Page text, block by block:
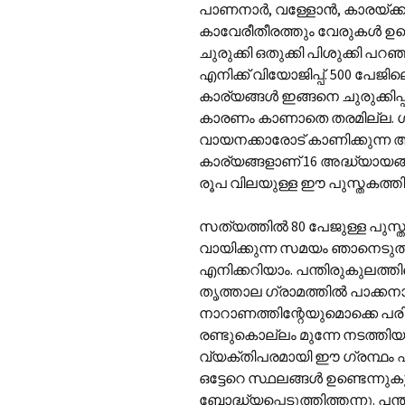
പാണനാർ, വള്ളോൻ,
കാവേരീതീരത്തും വേരുകൾ
ചുരുക്കി ഒതുക്കി പിശുക്കി
എനിക്ക് വിയോജിപ്പ്. 500
കാര്യങ്ങൾ ഇങ്ങനെ
കാരണം കാണാതെ തരമില്ല.
വായനക്കാരോട് കാണിക്കുന്ന
കാര്യങ്ങളാണ് 16
രൂപ വിലയുള്ള ഈ പുസ്തകത്തിൽ
സത്യത്തിൽ 80 പേജുള്ള
വായിക്കുന്ന സമയം
എനിക്കറിയാം.
തൃത്താല ഗ്രാമത്തിൽ
നാറാണത്തിന്റേയുമൊക്കെ
രണ്ടുകൊല്ലം മുന്നേ
വ്യക്തിപരമായി ഈ ഗ്രന്ഥം
ഒട്ടേറെ സ്ഥലങ്ങൾ
ബോദ്ധ്യപ്പെടുത്തിത്തന്നു.